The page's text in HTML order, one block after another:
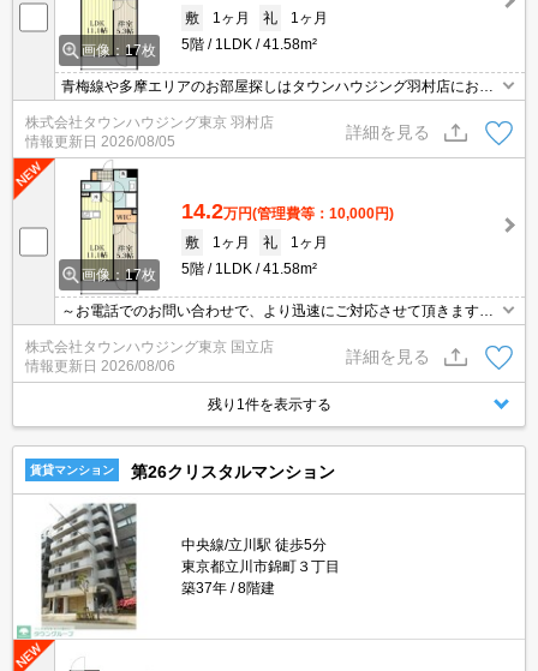
画像：17枚
敷
1ヶ月 礼
1ヶ月
5階
1LDK 41.58m²
青梅線や多摩エリアのお部屋探しはタウンハウジング羽村店にお任
せを！ご来店時無料駐車場ご用意あります！
株式会社タウンハウジング東京 羽村店
情報更新日 2026/08/05
詳細を見る
画像：17枚
14.2万円(管理費等：10,000円)
敷
1ヶ月 礼
1ヶ月
5階
1LDK 41.58m²
～お電話でのお問い合わせで、より迅速にご対応させて頂きます～
地域密着タウンハウジング【国立店】まで～
株式会社タウンハウジング東京 国立店
情報更新日 2026/08/06
詳細を見る
残り1件を表示する
賃貸マンション 第26クリスタルマンション
中央線/立川駅 徒歩5分
東京都立川市錦町３丁目
築37年
8階建